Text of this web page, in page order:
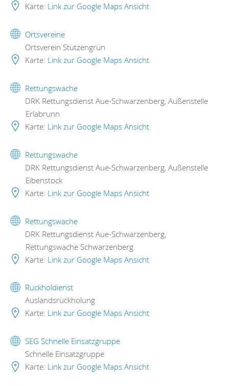
Karte: Link zur Google Maps Ansicht
Ortsvereine
Ortsverein Stützengrün
Karte: Link zur Google Maps Ansicht
Rettungswache
DRK Rettungsdienst Aue-Schwarzenberg, Außenstelle
Erlabrunn
Karte: Link zur Google Maps Ansicht
Rettungswache
DRK Rettungsdienst Aue-Schwarzenberg, Außenstelle
Eibenstock
Karte: Link zur Google Maps Ansicht
Rettungswache
DRK Rettungsdienst Aue-Schwarzenberg,
Rettungswache Schwarzenberg
Karte: Link zur Google Maps Ansicht
Rückholdienst
Auslandsrückholung
Karte: Link zur Google Maps Ansicht
SEG Schnelle Einsatzgruppe
Schnelle Einsatzgruppe
Karte: Link zur Google Maps Ansicht